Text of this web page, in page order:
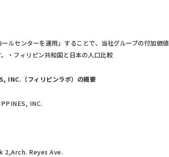
ルセンターを運用」することで、当社グループの付加価値
・フィリピン共和国と日本の人口比較
INC.（フィリピンラボ）の概要
INC.
Reyes Ave.